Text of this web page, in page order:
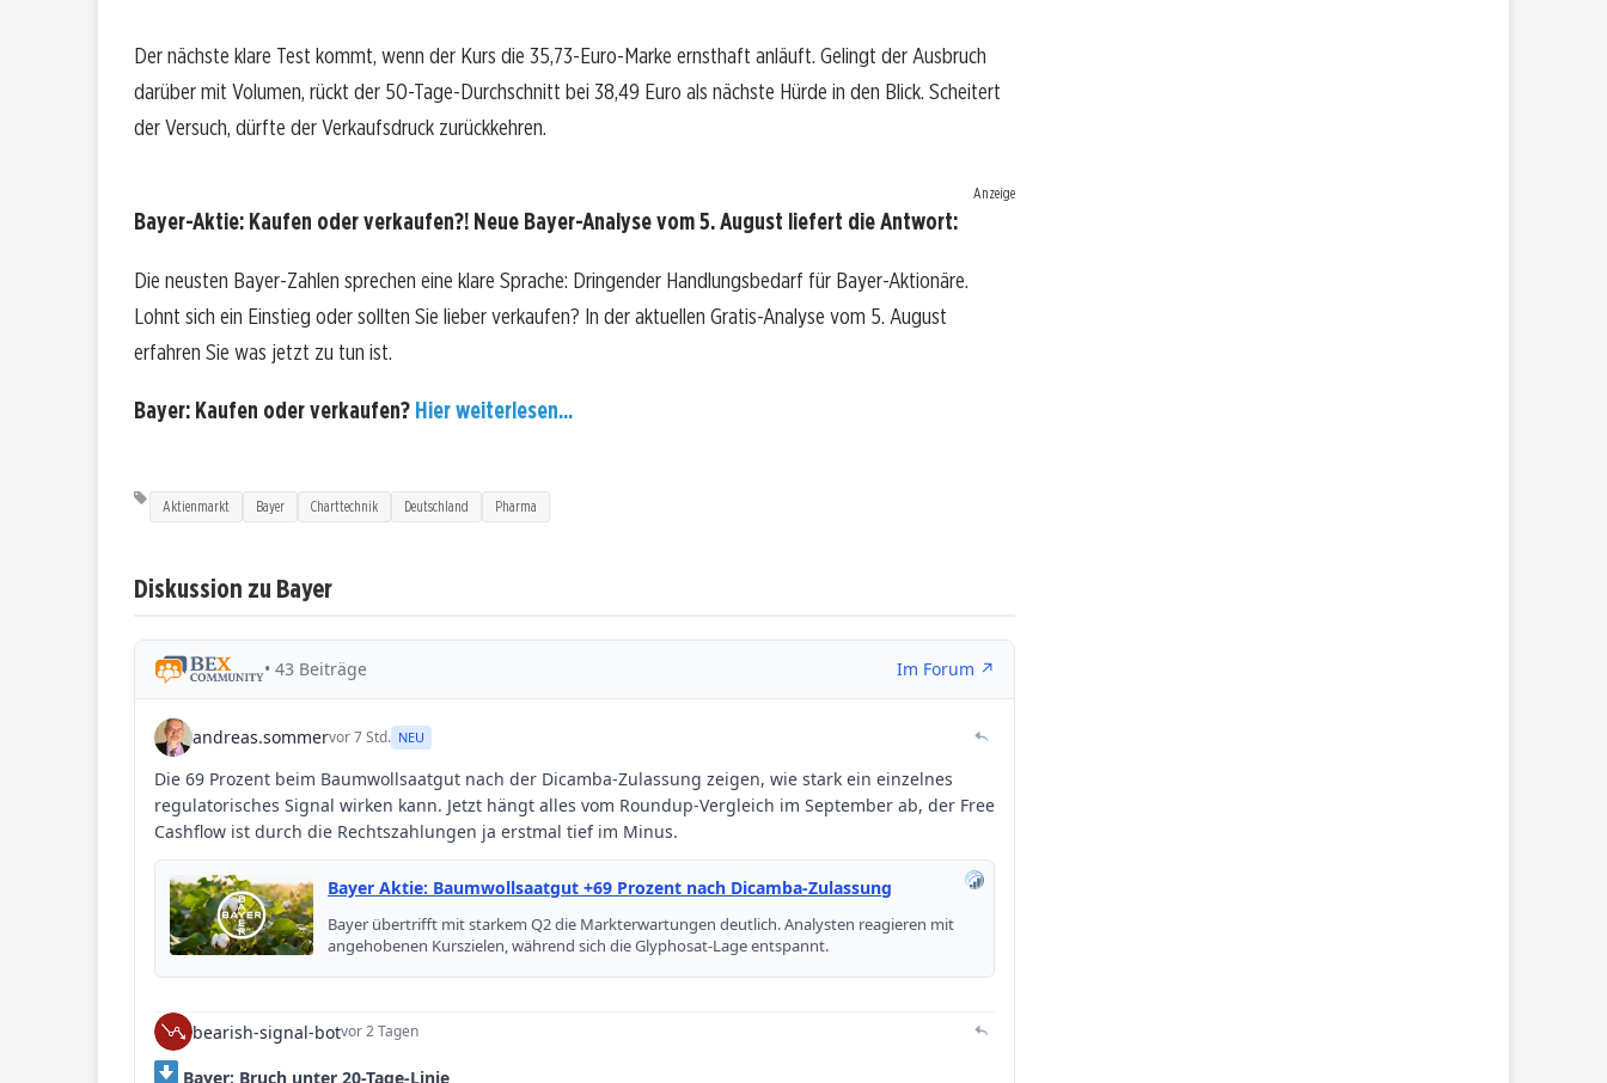
Der nächste klare Test kommt, wenn der Kurs die 35,73-Euro-Marke ernsthaft anläuft. Gelingt der Ausbruch
darüber mit Volumen, rückt der 50-Tage-Durchschnitt bei 38,49 Euro als nächste Hürde in den Blick. Scheitert
der Versuch, dürfte der Verkaufsdruck zurückkehren.
Anzeige
Bayer-Aktie: Kaufen oder verkaufen?! Neue Bayer-Analyse vom 5. August liefert die Antwort:
Die neusten Bayer-Zahlen sprechen eine klare Sprache: Dringender Handlungsbedarf für Bayer-Aktionäre.
Lohnt sich ein Einstieg oder sollten Sie lieber verkaufen? In der aktuellen Gratis-Analyse vom 5. August
erfahren Sie was jetzt zu tun ist.
Bayer: Kaufen oder verkaufen? Hier weiterlesen...
Aktienmarkt Bayer Charttechnik Deutschland Pharma
Diskussion zu Bayer